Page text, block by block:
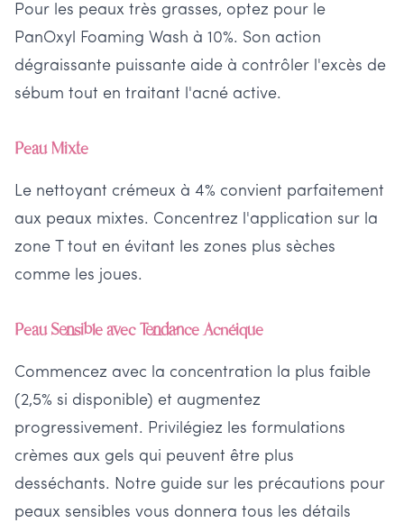
Pour les peaux très grasses, optez pour le
PanOxyl Foaming Wash à 10%. Son action
dégraissante puissante aide à contrôler l'excès de
sébum tout en traitant l'acné active.
Peau Mixte
Le nettoyant crémeux à 4% convient parfaitement
aux peaux mixtes. Concentrez l'application sur la
zone T tout en évitant les zones plus sèches
comme les joues.
Peau Sensible avec Tendance Acnéique
Commencez avec la concentration la plus faible
(2,5% si disponible) et augmentez
progressivement. Privilégiez les formulations
crèmes aux gels qui peuvent être plus
desséchants. Notre guide sur les précautions pour
peaux sensibles vous donnera tous les détails